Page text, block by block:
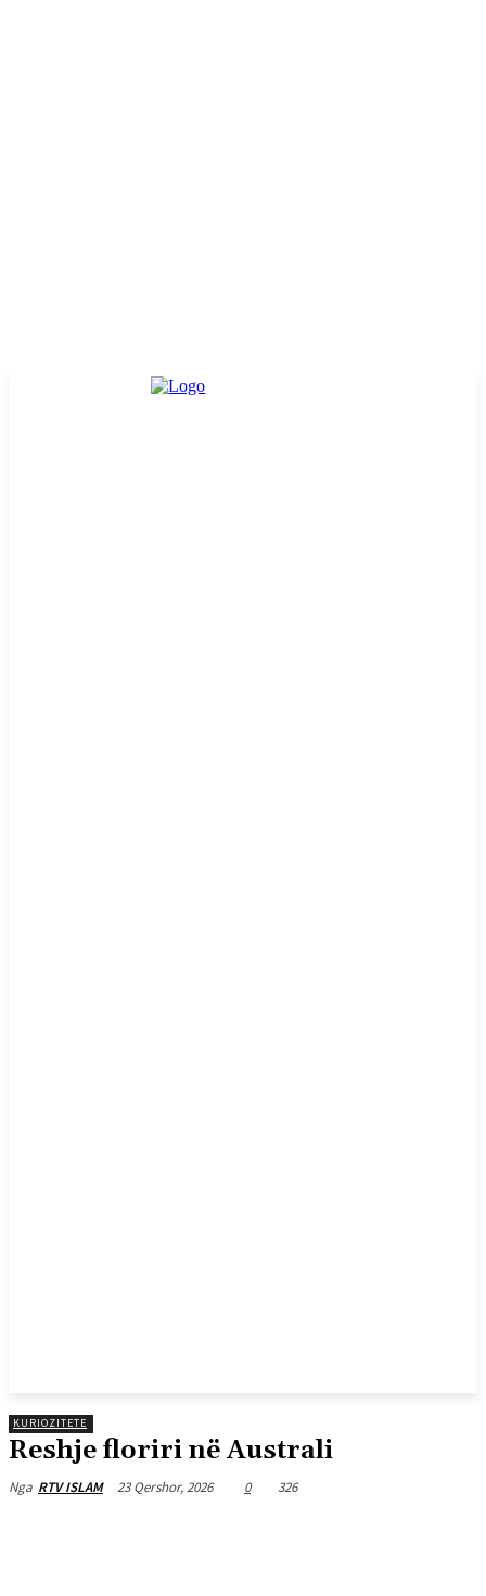
KURIOZITETE
Reshje floriri në Australi
Nga RTV ISLAM 23 Qershor, 2026 0 326